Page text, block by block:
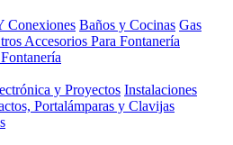
Conexiones Baños y Cocinas Gas
Accesorios Para Fontanería
y Proyectos Instalaciones
Portalámparas y Clavijas